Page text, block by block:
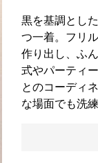
黒を基調とし
つ一着。フリ
作り出し、ふ
式やパーティ
とのコーディ
な場面でも洗